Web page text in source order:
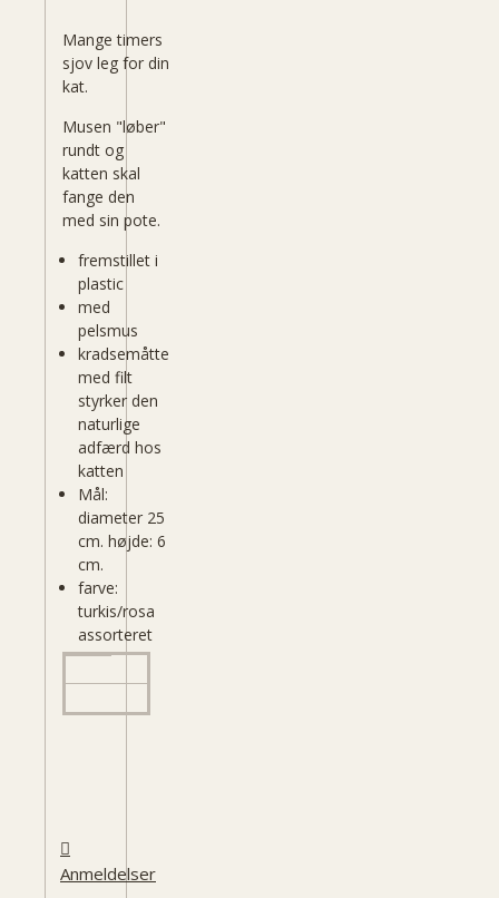
Mange timers
sjov leg for din
kat.
Musen "løber"
rundt og
katten skal
fange den
med sin pote.
fremstillet i
plastic
med
pelsmus
kradsemåtte
med filt
styrker den
naturlige
adfærd hos
katten
Mål:
diameter 25
cm. højde: 6
cm.
farve:
turkis/rosa
assorteret
Anmeldelser